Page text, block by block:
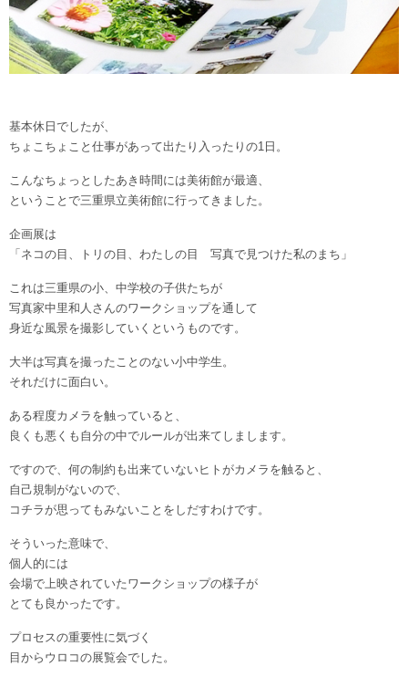
基本休日でしたが、
ちょこちょこと仕事があって出たり入ったりの1日。
こんなちょっとしたあき時間には美術館が最適、
ということで三重県立美術館に行ってきました。
企画展は
「ネコの目、トリの目、わたしの目 写真で見つけた私のまち」
これは三重県の小、中学校の子供たちが
写真家中里和人さんのワークショップを通して
身近な風景を撮影していくというものです。
大半は写真を撮ったことのない小中学生。
それだけに面白い。
ある程度カメラを触っていると、
良くも悪くも自分の中でルールが出来てしまします。
ですので、何の制約も出来ていないヒトがカメラを触ると、
自己規制がないので、
コチラが思ってもみないことをしだすわけです。
そういった意味で、
個人的には
会場で上映されていたワークショップの様子が
とても良かったです。
プロセスの重要性に気づく
目からウロコの展覧会でした。